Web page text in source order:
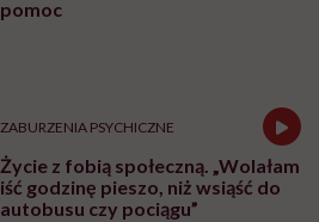
pomoc
ZABURZENIA PSYCHICZNE
Życie z fobią społeczną. „Wolałam
iść godzinę pieszo, niż wsiąść do
autobusu czy pociągu”